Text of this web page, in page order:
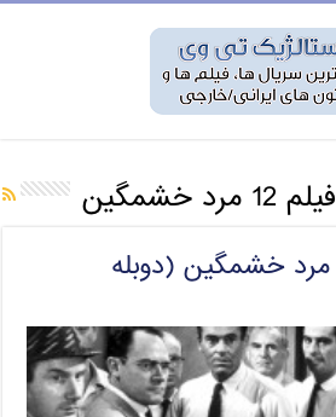
فیلم 12 مرد خشمگین
فیلم سینمایی ۱۲ مرد خشمگین (دوبله